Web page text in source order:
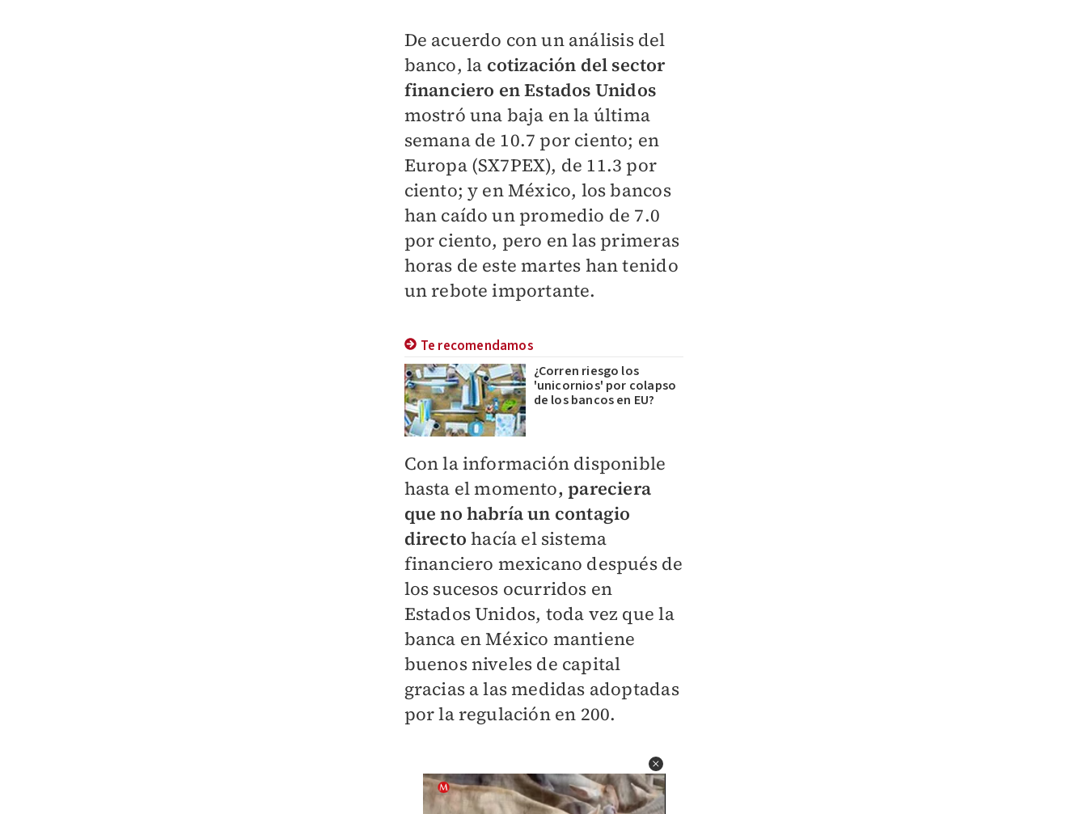
De acuerdo con un análisis del
banco, la cotización del sector
financiero en Estados Unidos
mostró una baja en la última
semana de 10.7 por ciento; en
Europa (SX7PEX), de 11.3 por
ciento; y en México, los bancos
han caído un promedio de 7.0
por ciento, pero en las primeras
horas de este martes han tenido
un rebote importante.
Te recomendamos
¿Corren riesgo los
'unicornios' por colapso
de los bancos en EU?
Con la información disponible
hasta el momento, pareciera
que no habría un contagio
directo hacía el sistema
financiero mexicano después de
los sucesos ocurridos en
Estados Unidos, toda vez que la
banca en México mantiene
buenos niveles de capital
gracias a las medidas adoptadas
por la regulación en 200.